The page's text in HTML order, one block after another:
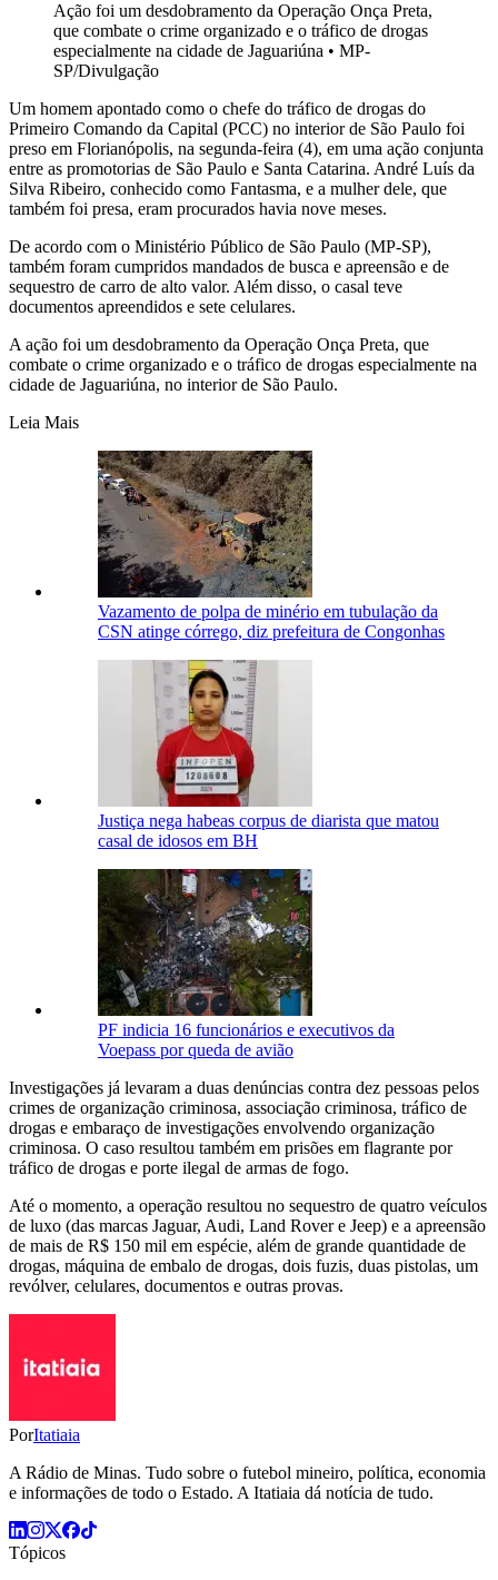
Ação foi um desdobramento da Operação Onça Preta,
que combate o crime organizado e o tráfico de drogas
especialmente na cidade de Jaguariúna • MP-
SP/Divulgação
Um homem apontado como o chefe do tráfico de drogas do
Primeiro Comando da Capital (PCC) no interior de São Paulo foi
preso em Florianópolis, na segunda-feira (4), em uma ação conjunta
entre as promotorias de São Paulo e Santa Catarina. André Luís da
Silva Ribeiro, conhecido como Fantasma, e a mulher dele, que
também foi presa, eram procurados havia nove meses.
De acordo com o Ministério Público de São Paulo (MP-SP),
também foram cumpridos mandados de busca e apreensão e de
sequestro de carro de alto valor. Além disso, o casal teve
documentos apreendidos e sete celulares.
A ação foi um desdobramento da Operação Onça Preta, que
combate o crime organizado e o tráfico de drogas especialmente na
cidade de Jaguariúna, no interior de São Paulo.
Leia Mais
Vazamento de polpa de minério em tubulação da
CSN atinge córrego, diz prefeitura de Congonhas
Justiça nega habeas corpus de diarista que matou
casal de idosos em BH
PF indicia 16 funcionários e executivos da
Voepass por queda de avião
Investigações já levaram a duas denúncias contra dez pessoas pelos
crimes de organização criminosa, associação criminosa, tráfico de
drogas e embaraço de investigações envolvendo organização
criminosa. O caso resultou também em prisões em flagrante por
tráfico de drogas e porte ilegal de armas de fogo.
Até o momento, a operação resultou no sequestro de quatro veículos
de luxo (das marcas Jaguar, Audi, Land Rover e Jeep) e a apreensão
de mais de R$ 150 mil em espécie, além de grande quantidade de
drogas, máquina de embalo de drogas, dois fuzis, duas pistolas, um
revólver, celulares, documentos e outras provas.
PorItatiaia
A Rádio de Minas. Tudo sobre o futebol mineiro, política, economia
e informações de todo o Estado. A Itatiaia dá notícia de tudo.
Tópicos